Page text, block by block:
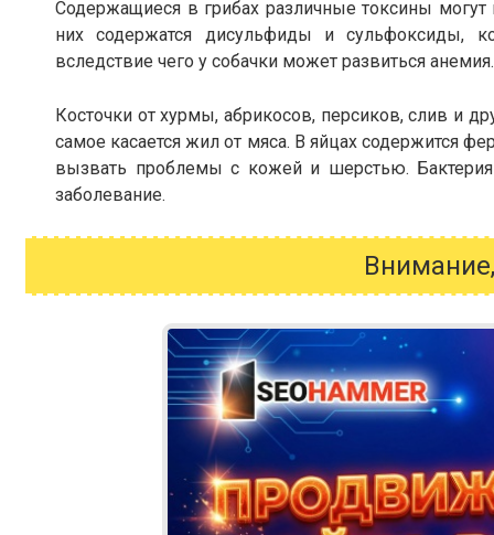
Содержащиеся в грибах различные токсины
них содержатся дисульфиды и сульфоксиды,
вследствие чего у собачки может развиться анемия.
Косточки от хурмы, абрикосов, персиков, слив и
самое касается жил от мяса. В яйцах содержится
вызвать проблемы с кожей и шерстью.
заболевание.